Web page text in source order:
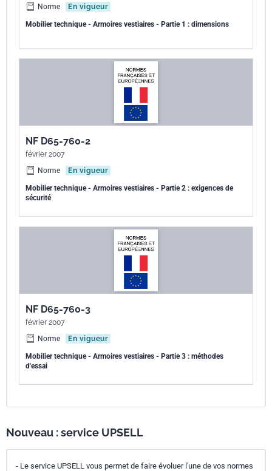
Norme
En vigueur
Mobilier technique - Armoires vestiaires - Partie 1 : dimensions
NF D65-760-2
février 2007
Norme
En vigueur
Mobilier technique - Armoires vestiaires - Partie 2 : exigences de
sécurité
NF D65-760-3
février 2007
Norme
En vigueur
Mobilier technique - Armoires vestiaires - Partie 3 : méthodes
d'essai
Nouveau : service UPSELL
- Le service UPSELL vous permet de faire évoluer l'une de vos normes